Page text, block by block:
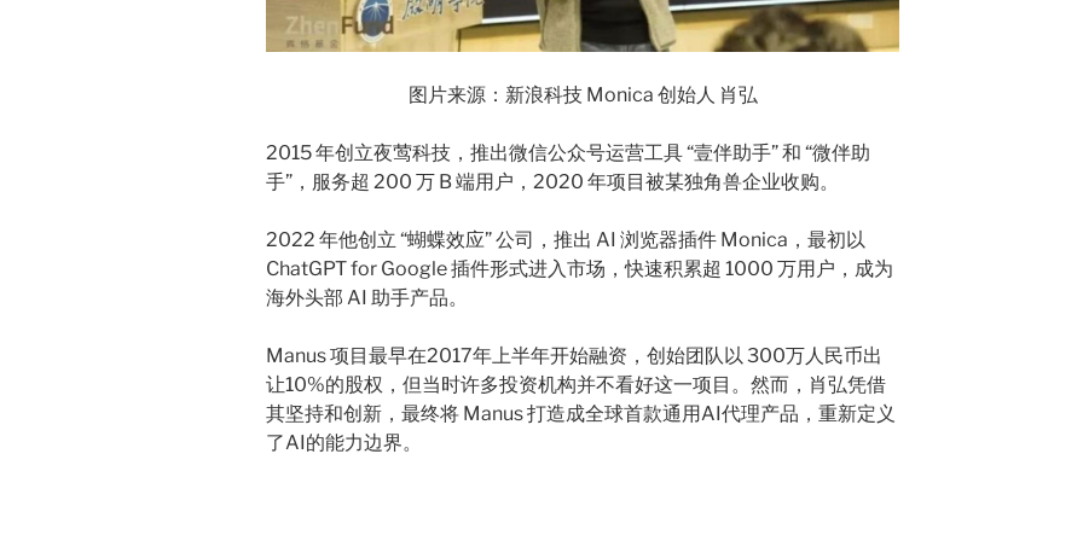
图片来源：新浪科技 Monica 创始人 肖弘
2015 年创立夜莺科技，推出微信公众号运营工具 “壹伴助手” 和 “微伴助
手”，服务超 200 万 B 端用户，2020 年项目被某独角兽企业收购。
2022 年他创立 “蝴蝶效应” 公司，推出 AI 浏览器插件 Monica，最初以
ChatGPT for Google 插件形式进入市场，快速积累超 1000 万用户，成为
海外头部 AI 助手产品。
Manus 项目最早在2017年上半年开始融资，创始团队以 300万人民币出
让10%的股权，但当时许多投资机构并不看好这一项目。然而，肖弘凭借
其坚持和创新，最终将 Manus 打造成全球首款通用AI代理产品，重新定义
了AI的能力边界。